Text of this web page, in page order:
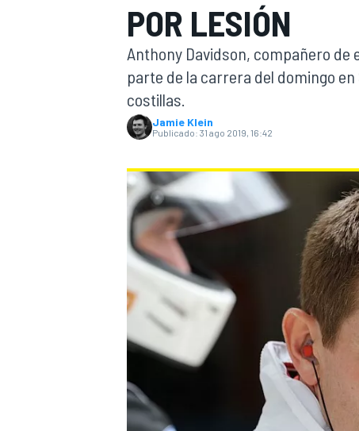
FÓRMULA E
NASCARINDYCARSPORTSCARRALLYTURISMO
POR LESIÓN
Anthony Davidson, compañero de
parte de la carrera del domingo
costillas.
Jamie Klein
Publicado: 31 ago 2019, 16:42